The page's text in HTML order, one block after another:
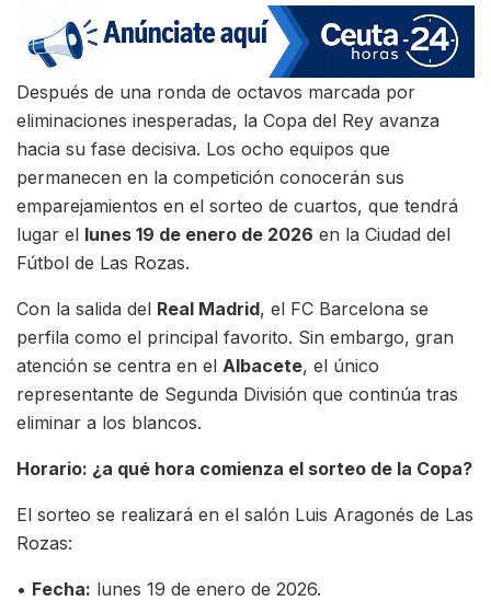
Después de una ronda de octavos marcada por
eliminaciones inesperadas, la Copa del Rey avanza
hacia su fase decisiva. Los ocho equipos que
permanecen en la competición conocerán sus
emparejamientos en el sorteo de cuartos, que tendrá
lugar el lunes 19 de enero de 2026 en la Ciudad del
Fútbol de Las Rozas.
Con la salida del Real Madrid, el FC Barcelona se
perfila como el principal favorito. Sin embargo, gran
atención se centra en el Albacete, el único
representante de Segunda División que continúa tras
eliminar a los blancos.
Horario: ¿a qué hora comienza el sorteo de la Copa?
El sorteo se realizará en el salón Luis Aragonés de Las
Rozas:
• Fecha: lunes 19 de enero de 2026.